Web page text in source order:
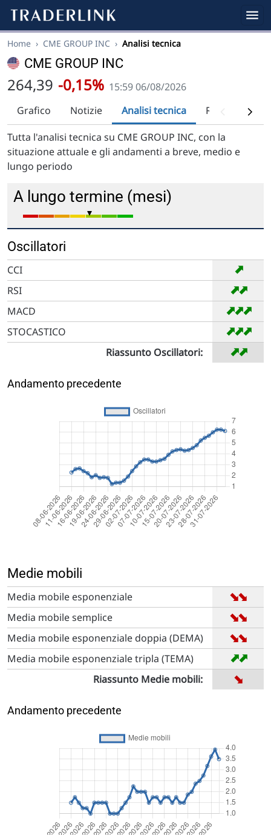
Home › CME GROUP INC › Analisi tecnica
CME GROUP INC
264,39 -0,15% 15:59 06/08/2026
Grafico
Notizie Analisi tecnica
Tutta l'analisi tecnica su CME GROUP INC, con la
situazione attuale e gli andamenti a breve, medio e
lungo periodo
A lungo termine (mesi)
Oscillatori
CCI ➡
RSI ➡
➡
MACD ➡
➡
➡
STOCASTICO ➡
➡
➡
Riassunto Oscillatori: ➡
➡
Andamento precedente
Medie mobili
Media mobile esponenziale ➡
➡
Media mobile semplice ➡
➡
Media mobile esponenziale doppia (DEMA) ➡
➡
Media mobile esponenziale tripla (TEMA) ➡
➡
Riassunto Medie mobili: ➡
Andamento precedente